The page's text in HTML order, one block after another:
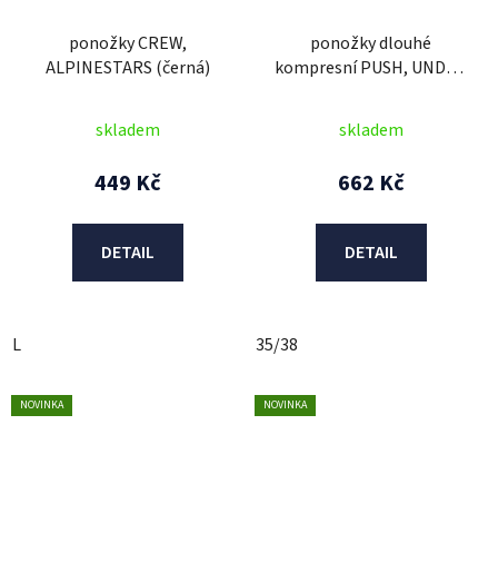
ponožky CREW,
ALPINESTARS (černá)
skladem
449 Kč
DETAIL
L
ponožky dlouhé
kompresní PUSH, UNDER
skladem
662 Kč
DETAIL
35/38
NOVINKA NOVINKA